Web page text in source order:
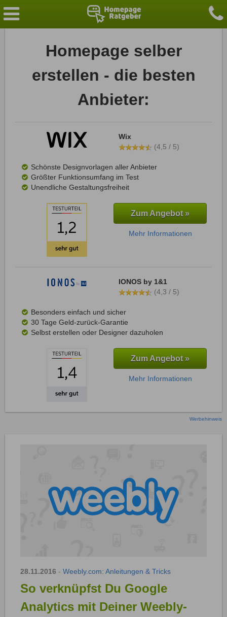
Homepage selber
erstellen - die besten
Anbieter:
Wix
(4,5 / 5)
Schönste Designvorlagen aller Anbieter
Größter Funktionsumfang im Test
Unendliche Gestaltungsfreiheit
Zum Angebot »
Mehr Informationen
IONOS by 1&1
(4,3 / 5)
Besonders einfach und sicher
30 Tage Geld-zurück-Garantie
Selbst erstellen oder Designer dazuholen
Zum Angebot »
Mehr Informationen
Werbehinweis
28.11.2016 - Weebly.com: Anleitungen & Tricks
So verknüpfst Du Google
Analytics mit Deiner Weebly-